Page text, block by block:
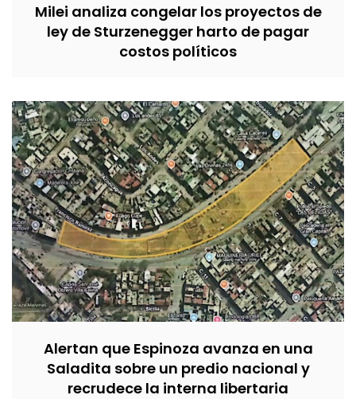
Milei analiza congelar los proyectos de
ley de Sturzenegger harto de pagar
costos políticos
Alertan que Espinoza avanza en una
Saladita sobre un predio nacional y
recrudece la interna libertaria